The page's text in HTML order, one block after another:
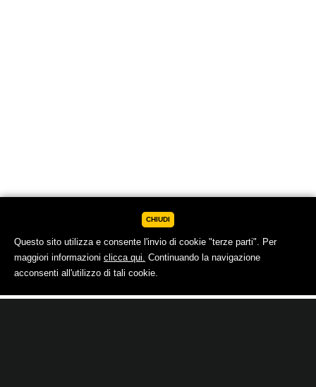
CHIUDI
Questo sito utilizza e consente l'invio di cookie "terze parti". Per
maggiori informazioni clicca qui. Continuando la navigazione
acconsenti all'utilizzo di tali cookie.